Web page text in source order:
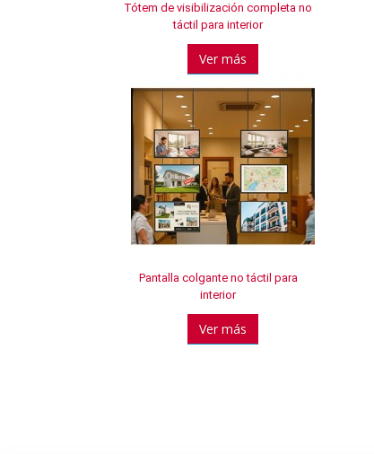
Tótem de visibilización completa no
táctil para interior
Ver más
Pantalla colgante no táctil para
interior
Ver más